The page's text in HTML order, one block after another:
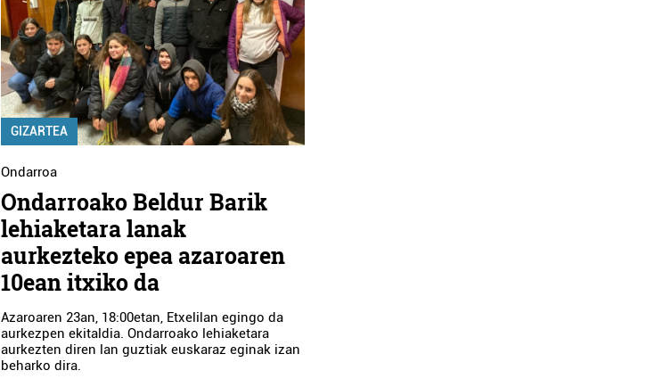
GIZARTEA
Ondarroa
Ondarroako Beldur Barik
lehiaketara lanak
aurkezteko epea azaroaren
10ean itxiko da
Azaroaren 23an, 18:00etan, Etxelilan egingo da
aurkezpen ekitaldia. Ondarroako lehiaketara
aurkezten diren lan guztiak euskaraz eginak izan
beharko dira.